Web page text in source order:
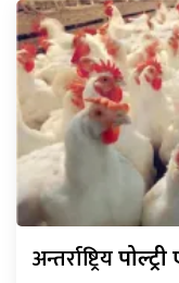
अन्तर्राष्ट्रिय